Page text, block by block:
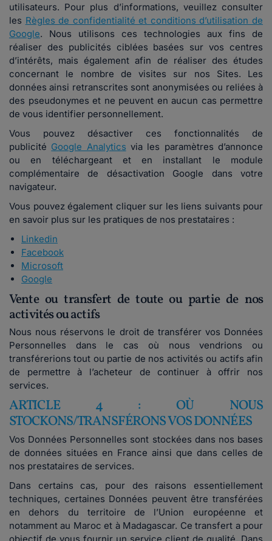
utilisateurs. Pour plus d’informations, veuillez consulter
les Règles de confidentialité et conditions d’utilisation de
Google. Nous utilisons ces technologies aux fins de
réaliser des publicités ciblées basées sur vos centres
d’intérêts, mais également afin de réaliser des études
concernant le nombre de visites sur nos Sites. Les
données ainsi retranscrites sont anonymisées ou reliées à
des pseudonymes et ne peuvent en aucun cas permettre
de vous identifier personnellement.
Vous pouvez désactiver ces fonctionnalités de
publicité Google Analytics via les paramètres d’annonce
ou en téléchargeant et en installant le module
complémentaire de désactivation Google dans votre
navigateur.
Vous pouvez également cliquer sur les liens suivants pour
en savoir plus sur les pratiques de nos prestataires :
Linkedin
Facebook
Microsoft
Google
Vente ou transfert de toute ou partie de nos
activités ou actifs
Nous nous réservons le droit de transférer vos Données
Personnelles dans le cas où nous vendrions ou
transférerions tout ou partie de nos activités ou actifs afin
de permettre à l’acheteur de continuer à offrir nos
services.
ARTICLE 4 : OÙ NOUS
STOCKONS/TRANSFÉRONS VOS DONNÉES
Vos Données Personnelles sont stockées dans nos bases
de données situées en France ainsi que dans celles de
nos prestataires de services.
Dans certains cas, pour des raisons essentiellement
techniques, certaines Données peuvent être transférées
en dehors du territoire de l’Union européenne et
notamment au Maroc et à Madagascar. Ce transfert a pour